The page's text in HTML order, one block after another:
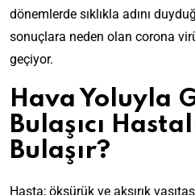
dönemlerde sıklıkla adını
sonuçlara neden olan corona
geçiyor.
Hava Yoluyla
Bulaşıcı
Bulaşır?
Hasta; öksürük ve aksırık